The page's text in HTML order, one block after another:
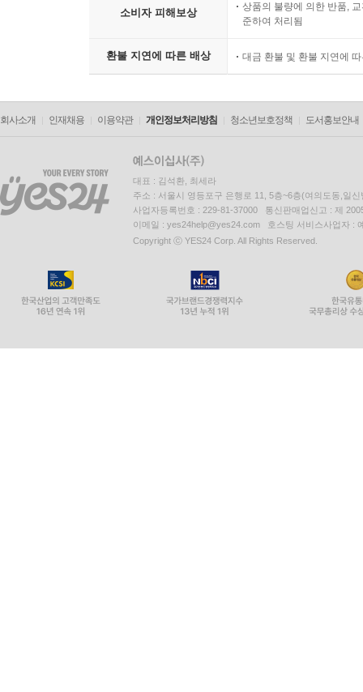
소비자 피해보상
상품의 불량에 의한 반품,
준하여 처리됨
환불 지연에 따른 배상 대금 환불 및 환불 지연에
회사소개 인재채용 이용약관 개인정보처리방침 청소년보호정책 도서홍보안내
대표 : 김석환, 최세라
주소 : 서울시 영등포구 은행로 11, 5층~6층(여의도동,일신
사업자등록번호 : 229-81-37000 통신판매업신고 : 제
이메일 : yes24help@yes24.com 호스팅 서비스사업자 :
Copyright ⓒ YES24 Corp. All Rights Reserved.